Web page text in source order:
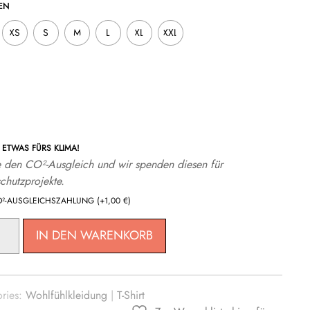
XS S M L XL XXL
FÜRS KLIMA!
den CO²-Ausgleich und wir spenden diesen für
AUSGLEICHSZAHLUNG (+1,00 €)
IN DEN WARENKORB
Wohlfühlkleidung | T-Shirt